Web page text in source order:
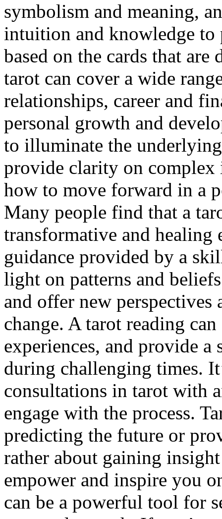
symbolism and meaning,
intuition and knowledge to
based on the cards that
tarot can cover a wide
relationships, career and
personal growth and
to illuminate the
provide clarity on complex
how to move forward in a
Many people find that a
transformative and healing
guidance provided by a
light on patterns and
and offer new
change. A tarot reading
experiences, and provide a
during challenging times.
consultations in tarot with
engage with the process.
predicting the future or
rather about gaining
empower and inspire you
can be a powerful tool for